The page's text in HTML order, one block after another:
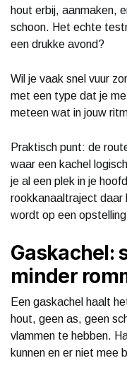
hout erbij, aanmaken,
schoon. Het echte
een drukke avond?
Wil je vaak snel vuur
met een type dat je
meteen wat in jouw
Praktisch punt: de
waar een kachel
je al een plek in je
rookkanaaltraject daar
wordt op een
Gaskachel:
minder
Een gaskachel haalt
hout, geen as, geen
vlammen te hebben.
kunnen en er niet mee